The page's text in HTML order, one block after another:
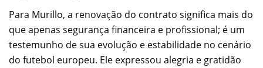
Para Murillo, a renovação do contrato significa mais do
que apenas segurança financeira e profissional; é um
testemunho de sua evolução e estabilidade no cenário
do futebol europeu. Ele expressou alegria e gratidão